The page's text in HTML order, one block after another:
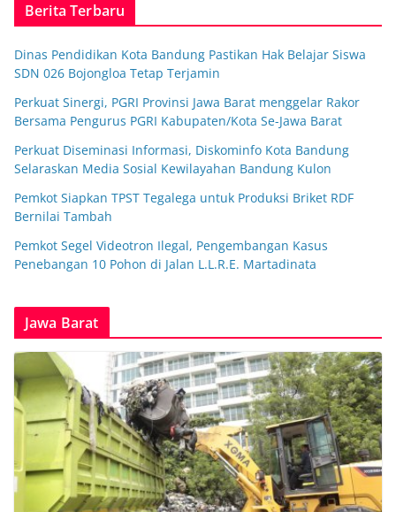
Berita Terbaru
Dinas Pendidikan Kota Bandung Pastikan Hak Belajar Siswa
SDN 026 Bojongloa Tetap Terjamin
Perkuat Sinergi, PGRI Provinsi Jawa Barat menggelar Rakor
Bersama Pengurus PGRI Kabupaten/Kota Se-Jawa Barat
Perkuat Diseminasi Informasi, Diskominfo Kota Bandung
Selaraskan Media Sosial Kewilayahan Bandung Kulon
Pemkot Siapkan TPST Tegalega untuk Produksi Briket RDF
Bernilai Tambah
Pemkot Segel Videotron Ilegal, Pengembangan Kasus
Penebangan 10 Pohon di Jalan L.L.R.E. Martadinata
Jawa Barat